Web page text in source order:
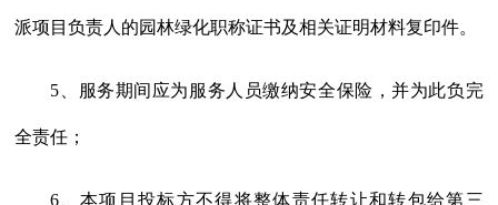
派项目负责人的园林绿化职称证书及相关证明材料复印件。
5 、服务期间应为服务人员缴纳安全保险，并为此负完
全责任；
6 、本项目投标方不得将整体责任转让和转包给第三